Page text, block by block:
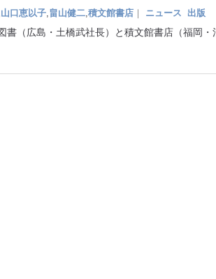
山口恵以子,畠山健二,積文館書店 ｜ ニュース 出版
（広島・土橋武社長）と積文館書店（福岡・